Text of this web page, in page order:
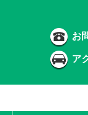
お
ア